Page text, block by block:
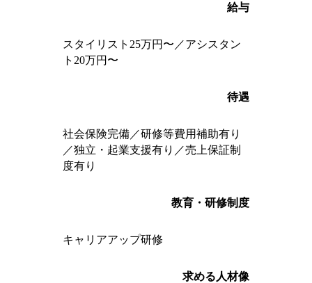
給与
スタイリスト25万円〜／アシスタン
ト20万円〜
待遇
社会保険完備／研修等費用補助有り
／独立・起業支援有り／売上保証制
度有り
教育・研修制度
キャリアアップ研修
求める人材像